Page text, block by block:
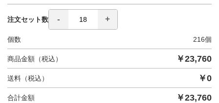
注文セット数
個数 216個
商品金額（税込） ￥23,760
送料（税込） ￥0
合計金額 ￥23,760